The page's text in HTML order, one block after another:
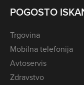
POGOSTO
Trgovina
Mobilna telefonija
Avtoservis
Zdravstvo